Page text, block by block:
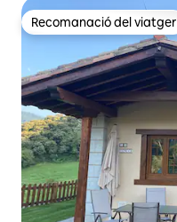
Recomanació del viatger
Recomanació del viatger